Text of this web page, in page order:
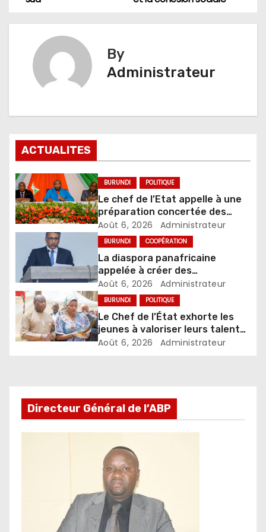
By
Administrateur
ACTUALITES
BURUNDI POLITIQUE
Le chef de l’Etat appelle à une
préparation concertée des
élections de 2027
Août 6, 2026 Administrateur
BURUNDI COOPÉRATION
La diaspora panafricaine
appelée à créer des
mécanismes favorisant
l’investissement dans les pays
d’origine
Août 6, 2026 Administrateur
BURUNDI POLITIQUE
Le Chef de l’État exhorte les
jeunes à valoriser leurs talents
pour accélérer le
Août 6, 2026 Administrateur
Directeur Général de l’ABP